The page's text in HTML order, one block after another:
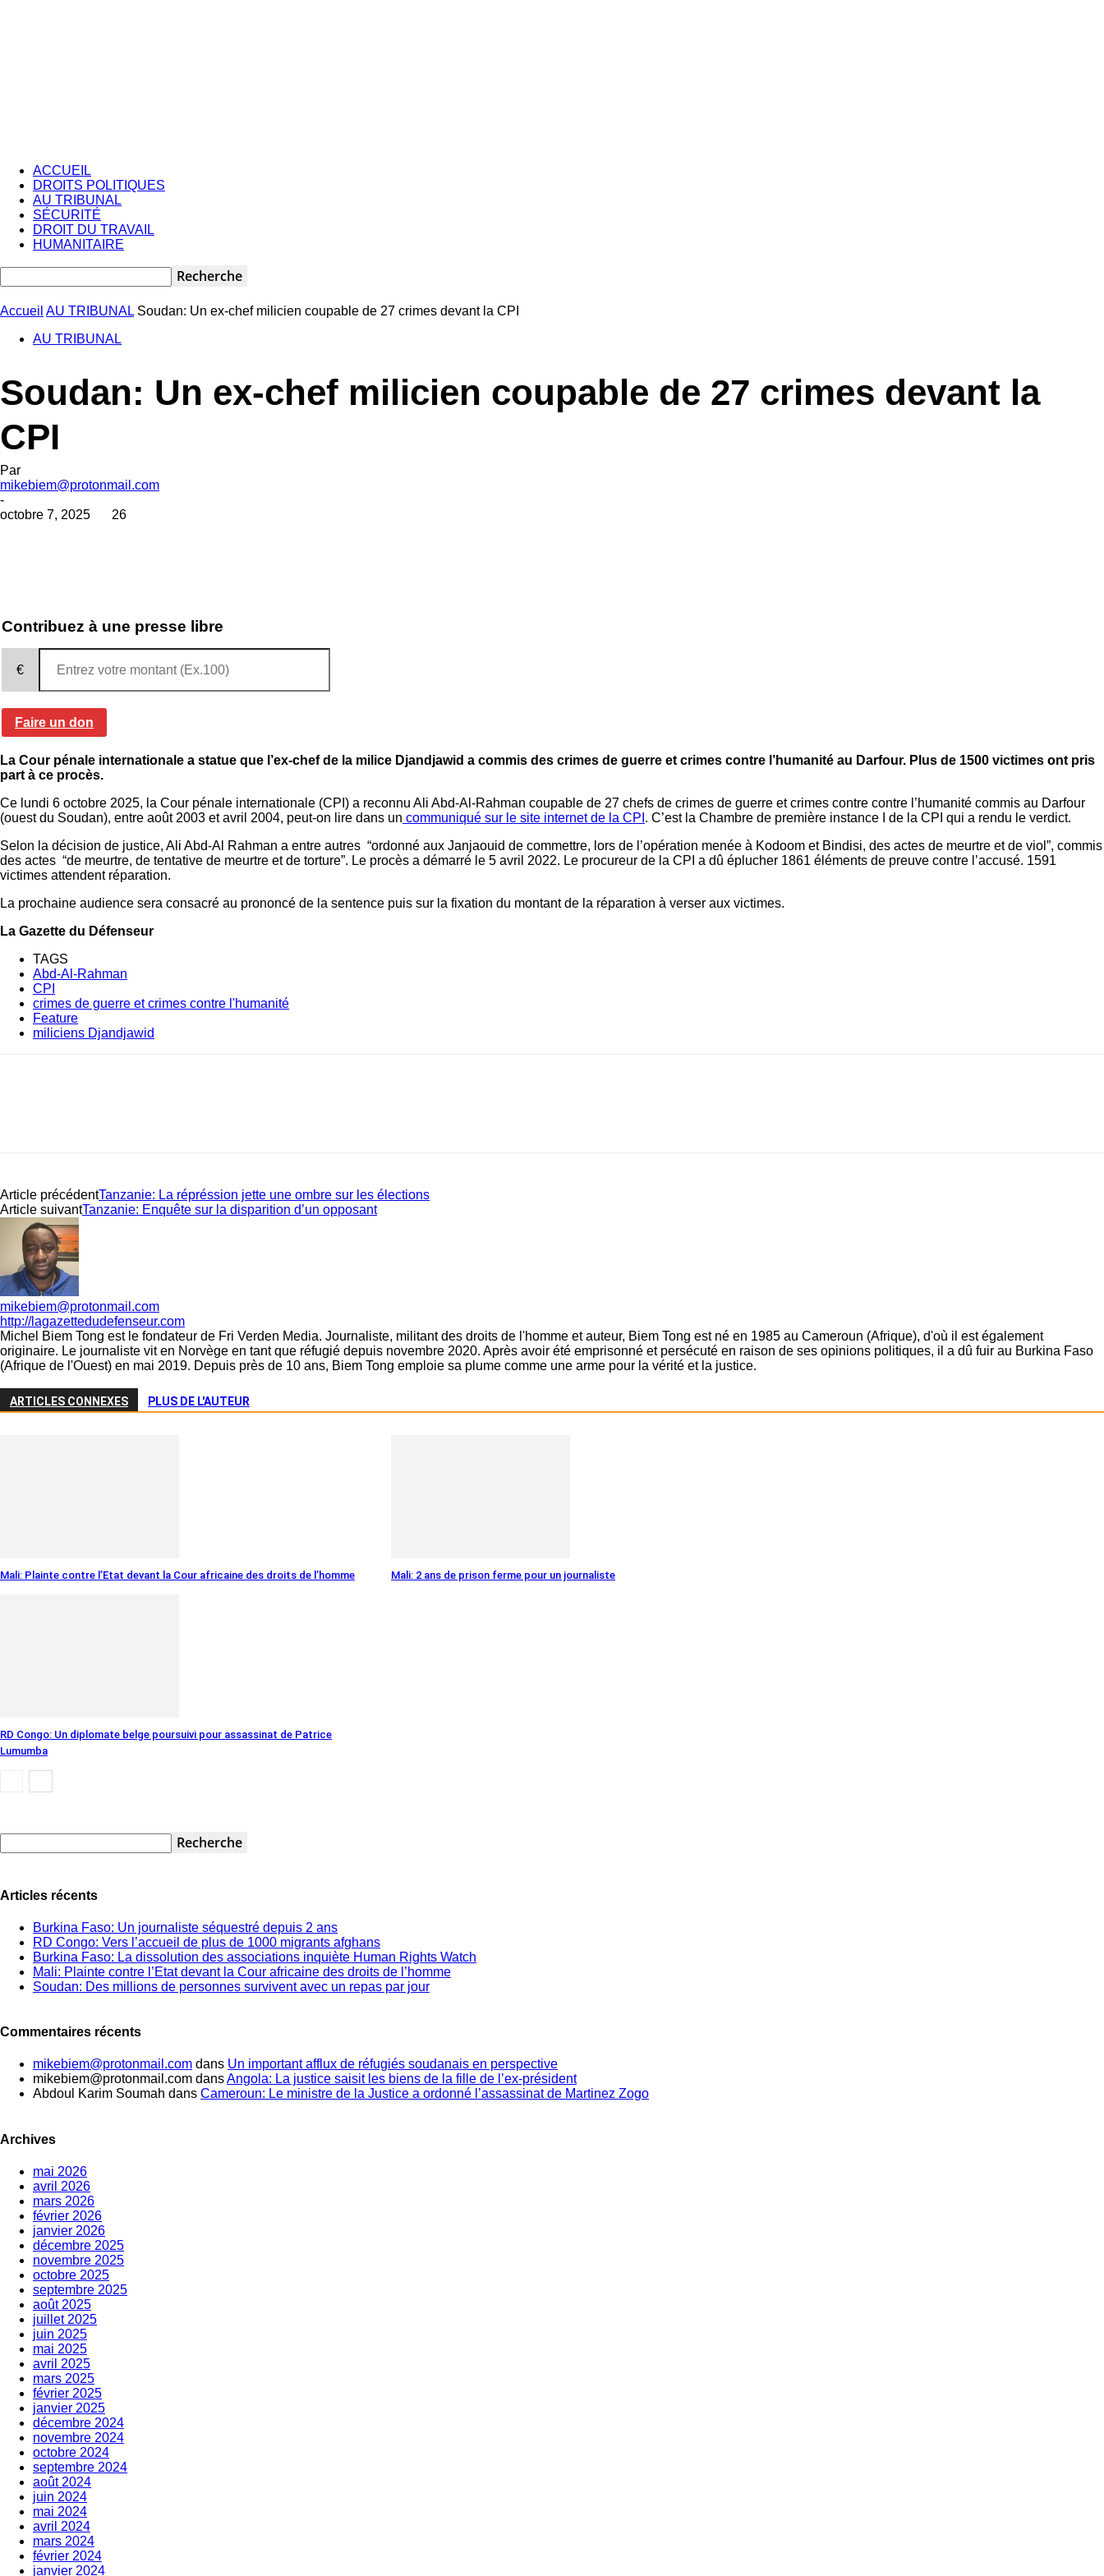
ACCUEIL
DROITS POLITIQUES
AU TRIBUNAL
SÉCURITÉ
DROIT DU TRAVAIL
HUMANITAIRE
Accueil AU TRIBUNAL Soudan: Un ex-chef milicien coupable de 27 crimes devant la CPI
AU TRIBUNAL
Soudan: Un ex-chef milicien coupable de 27 crimes devant la
CPI
Par
mikebiem@protonmail.com
-
octobre 7, 2025
26
Contribuez à une presse libre
€
Faire un don
La Cour pénale internationale a statue que l’ex-chef de la milice Djandjawid a commis des crimes de guerre et crimes contre l’humanité au Darfour. Plus de 1500 victimes ont pris
part à ce procès.
Ce lundi 6 octobre 2025, la Cour pénale internationale (CPI) a reconnu Ali Abd-Al-Rahman coupable de 27 chefs de crimes de guerre et crimes contre contre l’humanité commis au Darfour
(ouest du Soudan), entre août 2003 et avril 2004, peut-on lire dans un communiqué sur le site internet de la CPI . C’est la Chambre de première instance I de la CPI qui a rendu le verdict.
Selon la décision de justice, Ali Abd-Al Rahman a entre autres “ordonné aux Janjaouid de commettre, lors de l’opération menée à Kodoom et Bindisi, des actes de meurtre et de viol”, commis
des actes “de meurtre, de tentative de meurtre et de torture”. Le procès a démarré le 5 avril 2022. Le procureur de la CPI a dû éplucher 1861 éléments de preuve contre l’accusé. 1591
victimes attendent réparation.
La prochaine audience sera consacré au prononcé de la sentence puis sur la fixation du montant de la réparation à verser aux victimes.
La Gazette du Défenseur
TAGS
Abd-Al-Rahman
CPI
crimes de guerre et crimes contre l'humanité
Feature
miliciens Djandjawid
Article précédentTanzanie: La répréssion jette une ombre sur les élections
Article suivantTanzanie: Enquête sur la disparition d’un opposant
mikebiem@protonmail.com
http://lagazettedudefenseur.com
Michel Biem Tong est le fondateur de Fri Verden Media. Journaliste, militant des droits de l'homme et auteur, Biem Tong est né en 1985 au Cameroun (Afrique), d'où il est également
originaire. Le journaliste vit en Norvège en tant que réfugié depuis novembre 2020. Après avoir été emprisonné et persécuté en raison de ses opinions politiques, il a dû fuir au Burkina Faso
(Afrique de l'Ouest) en mai 2019. Depuis près de 10 ans, Biem Tong emploie sa plume comme une arme pour la vérité et la justice.
ARTICLES CONNEXES PLUS DE L'AUTEUR
Mali: Plainte contre l’Etat devant la Cour africaine des droits de l’homme Mali: 2 ans de prison ferme pour un journaliste
RD Congo: Un diplomate belge poursuivi pour assassinat de Patrice
Lumumba
Articles récents
Burkina Faso: Un journaliste séquestré depuis 2 ans
RD Congo: Vers l’accueil de plus de 1000 migrants afghans
Burkina Faso: La dissolution des associations inquiète Human Rights Watch
Mali: Plainte contre l’Etat devant la Cour africaine des droits de l’homme
Soudan: Des millions de personnes survivent avec un repas par jour
Commentaires récents
mikebiem@protonmail.com dans Un important afflux de réfugiés soudanais en perspective
mikebiem@protonmail.com dansAngola: La justice saisit les biens de la fille de l’ex-président
Abdoul Karim Soumah dans Cameroun: Le ministre de la Justice a ordonné l’assassinat de Martinez Zogo
Archives
mai 2026
avril 2026
mars 2026
février 2026
janvier 2026
décembre 2025
novembre 2025
octobre 2025
septembre 2025
août 2025
juillet 2025
juin 2025
mai 2025
avril 2025
mars 2025
février 2025
janvier 2025
décembre 2024
novembre 2024
octobre 2024
septembre 2024
août 2024
juin 2024
mai 2024
avril 2024
mars 2024
février 2024
janvier 2024